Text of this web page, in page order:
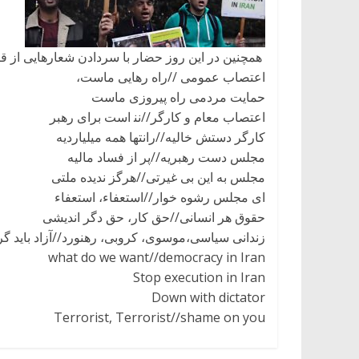
همچنین در اين روز حضار با سردادن شعارهایی از
اعتصاب عمومی //راه رهایی ماست،
حمایت مردمی راه پیروزی ماست
اعتصاب معام و کارگر//نن‍ است برای رهبر
کارگر دستش خالیه//رانتها همه میلیاردیه
مجلس دست رهبریه//پر از فساد مالیه
مجلس به این بی غیرتی//هرگز ندیده ملتی
ای مجلس رشوه خوار//استعفاء، استعفاء
حقوق هر انسانی//حق کار، حق دگر اندیشی
زندانی سیاسی،موسوی، کروبی، رهنورد//آزاد باید
what do we want//democracy in Iran
Stop execution in Iran
Down with dictator
Terrorist, Terrorist//shame on you